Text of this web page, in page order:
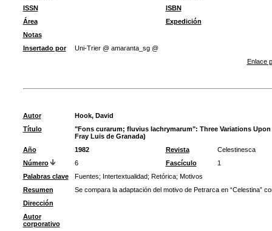
ISSN
ISBN
Área
Expedición
Notas
Insertado por
Uni-Trier @ amaranta_sg @
Enlace
Autor
Hook, David
Título
"Fons curarum; fluvius lachrymarum": Three Variations
Fray Luis de Granada)
Año
1982 Revista
Celestinesca
Número
6 Fascículo
1
Palabras clave
Fuentes; Intertextualidad; Retórica; Motivos
Resumen
Se compara la adaptación del motivo de Petrarca en “Celestina”
Dirección
Autor
corporativo